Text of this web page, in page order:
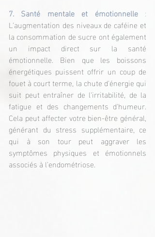
7. Santé mentale et émotionnelle
L'augmentation des niveaux de caféine et
la consommation de sucre ont également
un impact direct sur la santé
émotionnelle. Bien que les boissons
énergétiques puissent offrir un coup de
fouet à court terme, la chute d'énergie qui
suit peut entraîner de l'irritabilité, de la
fatigue et des changements d'humeur.
Cela peut affecter votre bien-être général,
générant du stress supplémentaire, ce
qui à son tour peut aggraver les
symptômes physiques et émotionnels
associés à l'endométriose.